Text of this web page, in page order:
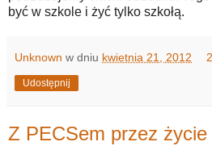
być w szkole i żyć tylko szkołą.
Unknown w dniu kwietnia 21, 2012
Udostępnij
Z PECSem przez życie